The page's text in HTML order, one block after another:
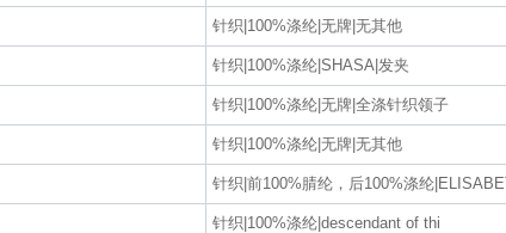
针织|100%涤纶|无牌|无其他
针织|100%涤纶|SHASA|发夹
针织|100%涤纶|无牌|全涤针织领子
针织|100%涤纶|无牌|无其他
针织|前100%腈纶，后100%涤纶
针织|100%涤纶|descendant of thi